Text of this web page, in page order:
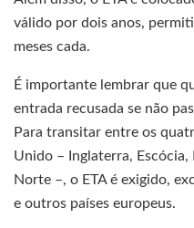
válido por dois anos,
meses cada.
É importante lembrar que
entrada recusada se não
Para transitar entre os
Unido – Inglaterra, Escócia,
Norte –, o ETA é exigido,
e outros países europeus.